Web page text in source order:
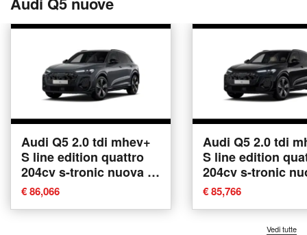
Audi Q5 2.0 tdi mhev+
S line edition quattro
204cv s-tronic nuova a
Conegliano
€ 86,066
Audi Q5 2.0 tdi
S line edition
204cv s-tronic
Conegliano
€ 85,766
Vedi tutte